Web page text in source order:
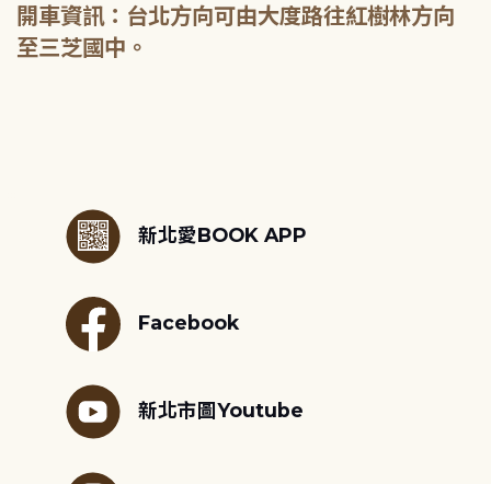
開車資訊：台北方向可由大度路往紅樹林方向
至三芝國中。
新北愛BOOK APP
Facebook
新北市圖Youtube